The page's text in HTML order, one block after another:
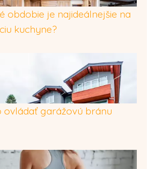
obdobie je najideálnejšie na
kuchyne?
ovládať garážovú bránu